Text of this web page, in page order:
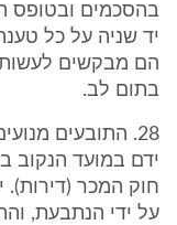
בהסכמים ובטופס
יד שניה על כל
הם מבקשים
בתום לב.
28. התובעים
ידם במועד הנקוב
חוק המכר (דירות).
על ידי הנתבעת,